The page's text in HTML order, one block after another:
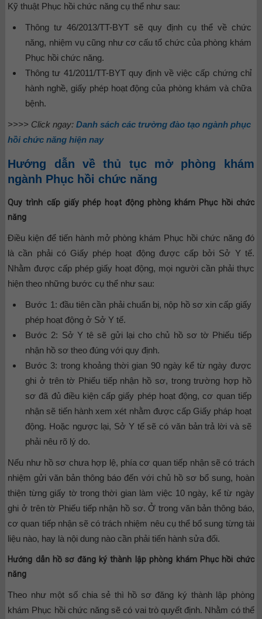
Kỹ thuật Phục hồi chức năng cụ thể như sau:
Thông tư 46/2013/TT-BYT sẽ quy định cụ thể về chức
năng, nhiệm vụ cũng như cơ cấu tổ chức của phòng khám
Phục hồi chức năng.
Thông tư 41/2011/TT-BYT quy định về việc cấp chứng chỉ
hành nghề, giấy phép hoạt động của phòng khám và chữa
bệnh.
>>>> Click ngay:Danh sách các trường đào tạo ngành phục
hồi chức năng hiện nay
Hướng dẫn về thủ tục mở phòng khám
ngành Phục hồi chức năng
Quy trình cấp giấy phép hoạt động phòng khám Phục hồi chức
năng
Điều kiện để tiến hành mở phòng khám Phục hồi chức năng đó
là cần phải có Giấy phép hoạt động được cấp bởi Sở Y tế.
Nhằm được cấp phép giấy hoạt động, mọi người cần phải thực
hiện theo những bước cụ thể như sau:
Bước 1: đầu tiên cần phải chuẩn bị, nộp hồ sơ xin cấp giấy
phép hoạt động ở Sở Y tế.
Bước 2: Sở Y tê sẽ gửi lại cho chủ hồ sơ tờ Phiếu tiếp
nhận hồ sơ theo đúng với quy định.
Bước 3: trong khoảng thời gian 90 ngày kể từ ngày được
ghi ở trên tờ Phiếu tiếp nhận hồ sơ, trong trường hợp hồ
sơ đã đủ điều kiện cấp giấy phép hoạt động, cơ quan tiếp
nhận sẽ tiến hành xem xét nhằm được cấp Giấy pháp hoạt
động. Hoặc ngược lại, Sở Y tế sẽ có văn bản trả lời và sẽ
phải nêu rõ lý do.
Nếu như hồ sơ chưa hợp lệ, phía cơ quan tiếp nhận sẽ có trách
nhiệm gửi văn bản thông báo đến với chủ hồ sơ bổ sung, hoàn
thiện từng giấy tờ trong thời gian làm việc 10 ngày, kể từ ngày
ghi ở trên tờ Phiếu tiếp nhận hồ sơ. Ở trong văn bản thông báo,
cơ quan tiếp nhận sẽ có trách nhiệm nêu cụ thể bổ sung từng tài
liệu nào, hay là nội dung nào cần phải tiến hành sửa đổi.
Hướng dẫn hồ sơ đăng ký thành lập phòng khám Phục hồi chức
năng
Theo như một số chia sẻ thì hồ sơ đăng ký thành lập phòng
khám Phục hồi chức năng sẽ có vai trò quyết định. Nhằm có thể